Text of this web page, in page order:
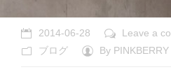
2014-06-28
Leave a
ブログ
By PINKBERRY